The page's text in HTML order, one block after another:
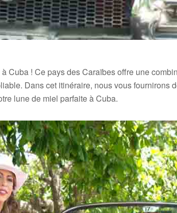
Cuba ! Ce pays des Caraïbes offre une
Dans cet itinéraire, nous vous
lune de miel parfaite à Cuba.